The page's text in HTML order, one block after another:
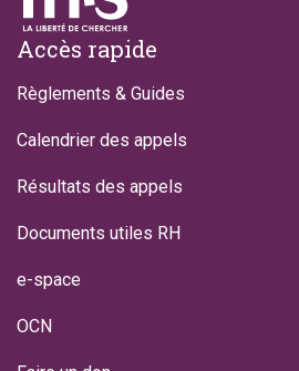
Footer
Accès rapide
Règlements & Guides
Calendrier des appels
Résultats des appels
Documents utiles RH
e-space
OCN